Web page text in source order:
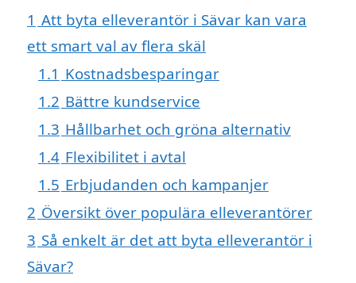
1 Att byta elleverantör i Sävar kan vara
ett smart val av flera skäl
1.1 Kostnadsbesparingar
1.2 Bättre kundservice
1.3 Hållbarhet och gröna alternativ
1.4 Flexibilitet i avtal
1.5 Erbjudanden och kampanjer
2 Översikt över populära elleverantörer
3 Så enkelt är det att byta elleverantör i
Sävar?